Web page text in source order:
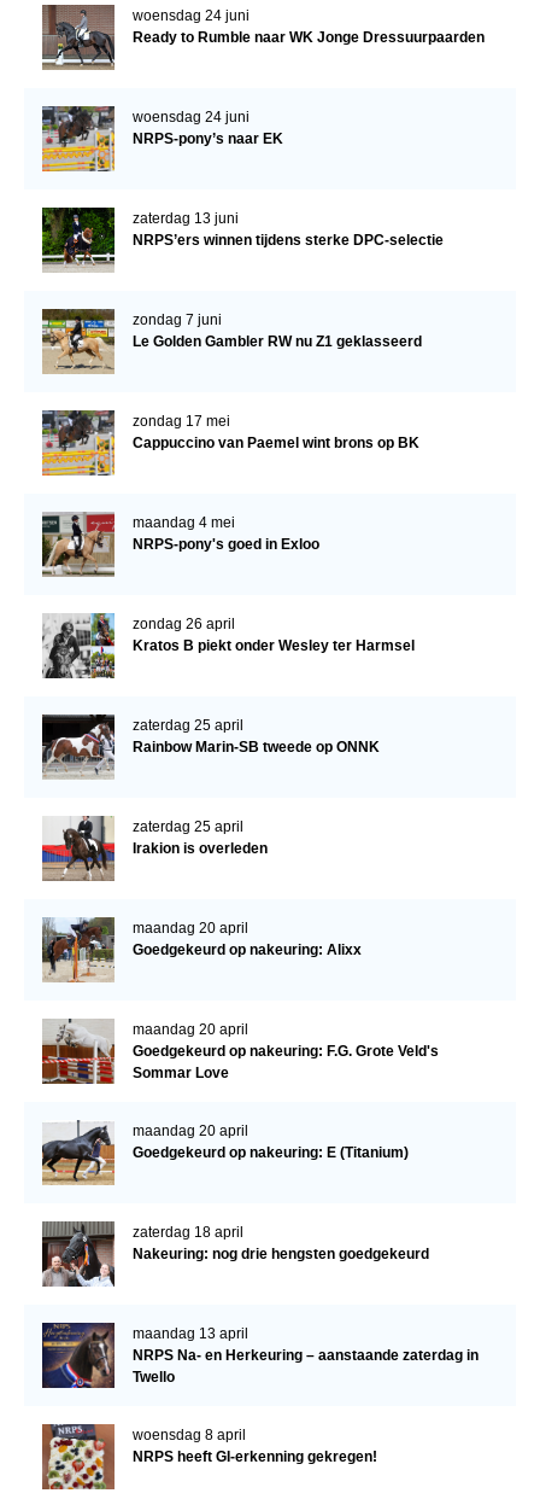
Paard te koop
CONTACT
REGIO'S
Regio Noord
Bestuur Regio Midden
Bestuur Regio West
Regio Zuid
Word vrijiwilliger
Evenementen
ACCOUNT AANMAKEN
woensdag 24 juni
Ready to Rumble naar WK Jonge Dressuurpaarden
woensdag 24 juni
NRPS-pony’s naar EK
zaterdag 13 juni
NRPS’ers winnen tijdens sterke DPC-selectie
zondag 7 juni
Le Golden Gambler RW nu Z1 geklasseerd
zondag 17 mei
Cappuccino van Paemel wint brons op BK
maandag 4 mei
NRPS-pony's goed in Exloo
zondag 26 april
Kratos B piekt onder Wesley ter Harmsel
zaterdag 25 april
Rainbow Marin-SB tweede op ONNK
zaterdag 25 april
Irakion is overleden
maandag 20 april
Goedgekeurd op nakeuring: Alixx
maandag 20 april
Goedgekeurd op nakeuring: F.G. Grote Veld's
Sommar Love
maandag 20 april
Goedgekeurd op nakeuring: E (Titanium)
zaterdag 18 april
Nakeuring: nog drie hengsten goedgekeurd
maandag 13 april
NRPS Na- en Herkeuring – aanstaande zaterdag in
Twello
woensdag 8 april
NRPS heeft GI-erkenning gekregen!